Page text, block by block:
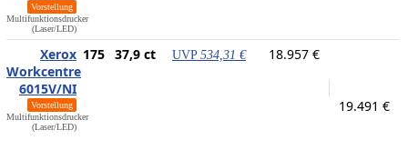
Vorstellung
Multifunktionsdrucker
(Laser/LED)
Xerox
Workcentre
6015V/NI
Vorstellung
Multifunktionsdrucker
(Laser/LED)
175 37,9 ct UVP 534,31 € 18.957 €
19.491 €